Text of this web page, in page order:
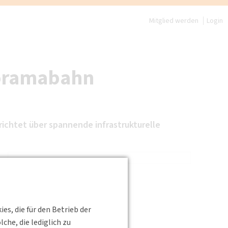
die für den Betrieb der
die lediglich zu
Mitglied werden Login
über spannende infrastrukturelle